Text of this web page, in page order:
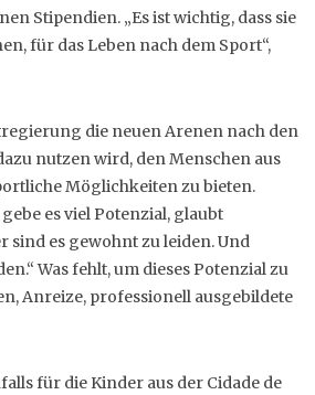
Stipendien. „Es ist wichtig, dass sie
für das Leben nach dem Sport“,
die neuen Arenen nach den
nutzen wird, den Menschen aus
Möglichkeiten zu bieten.
es viel Potenzial, glaubt
sind es gewohnt zu leiden. Und
Was fehlt, um dieses Potenzial zu
Anreize, professionell ausgebildete
für die Kinder aus der Cidade de